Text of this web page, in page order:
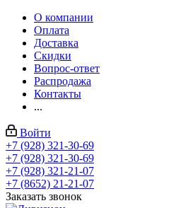
О компании
Оплата
Доставка
Скидки
Вопрос-ответ
Распродажа
Контакты
...
Войти
+7 (928) 321-30-69
+7 (928) 321-30-69
+7 (928) 321-21-07
+7 (8652) 21-21-07
Заказать звонок